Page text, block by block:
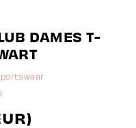
DAMES T-